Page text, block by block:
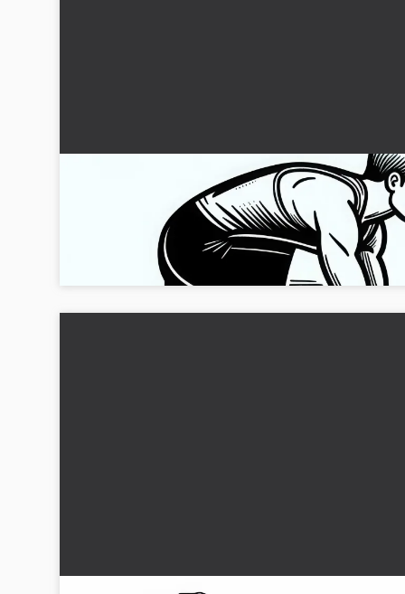
Sprinter startar från startblock - Målarbok fri
Hämta den gratis målarbild av en sprinter i startblock! Låt din
kreativitet flöda och ladda ner nu!...